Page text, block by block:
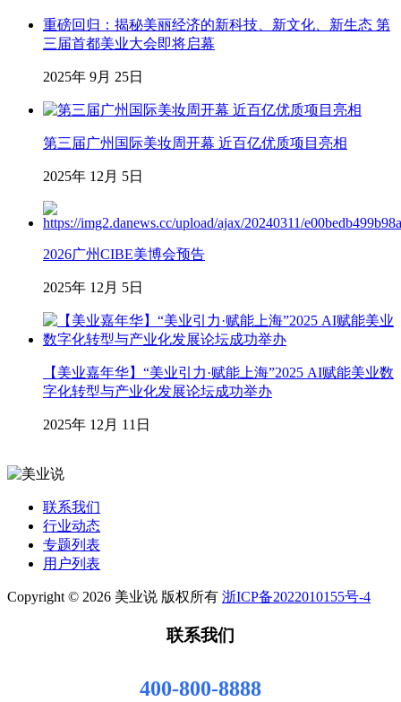
重磅回归：揭秘美丽经济的新科技、新文化、新生态 第
三届首都美业大会即将启幕
2025年 9月 25日
第三届广州国际美妆周开幕 近百亿优质项目亮相
2025年 12月 5日
2026广州CIBE美博会预告
2025年 12月 5日
【美业嘉年华】“美业引力·赋能上海”2025 AI赋能美业数
字化转型与产业化发展论坛成功举办
2025年 12月 11日
联系我们
行业动态
专题列表
用户列表
Copyright © 2026 美业说 版权所有 浙ICP备2022010155号-4
联系我们
400-800-8888